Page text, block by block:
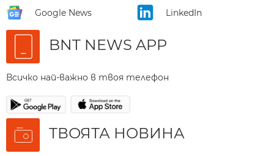
Google News LinkedIn
BNT NEWS APP
Всичко най-важно в твоя телефон
ТВОЯТА НОВИНА